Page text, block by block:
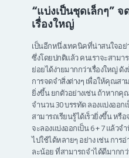
“แบ่งเป็นชุดเล็กๆ” จ
เรื่องใหญ่
เป็นอีกหนึ่งเทคนิคที่น่าสนใจอย่
ซึ่งโดยปกติแล้ว คนเราจะสามา
ย่อยได้ง่ายมากกว่าเรื่องใหญ่
การจดจำสิ่งต่างๆ เพื่อให้คุณส
ยิ่งขึ้น ยกตัวอย่างเช่น ถ้าหาก
จำนวน 30 บรรทัด ลองแบ่งออก
สามารถเรียนรู้ได้เร็วยิ่งขึ้น หรื
จะลองแบ่งออกเป็น 6 + 7 แล้ว
ไปใช้ได้หลายๆ อย่าง เช่น การ
ละน้อย ที่สามารถจำได้ดีมากกว่